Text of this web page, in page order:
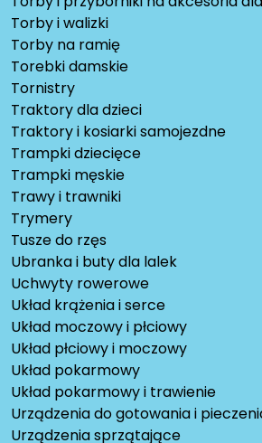
Torby i walizki
Torby na ramię
Torebki damskie
Tornistry
Traktory dla dzieci
Traktory i kosiarki samojezdne
Trampki dziecięce
Trampki męskie
Trawy i trawniki
Trymery
Tusze do rzęs
Ubranka i buty dla lalek
Uchwyty rowerowe
Układ krążenia i serce
Układ moczowy i płciowy
Układ płciowy i moczowy
Układ pokarmowy
Układ pokarmowy i trawienie
Urządzenia do gotowania i
Urządzenia sprzątające